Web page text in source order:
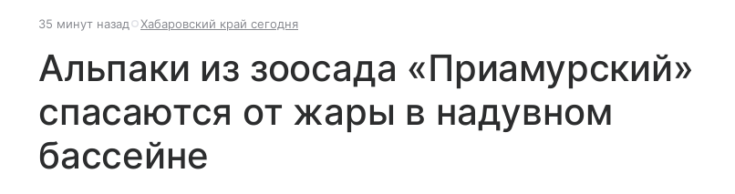
35 минут назад Хабаровский край сегодня
Альпаки из зоосада «Приамурский»
спасаются от жары в надувном
бассейне